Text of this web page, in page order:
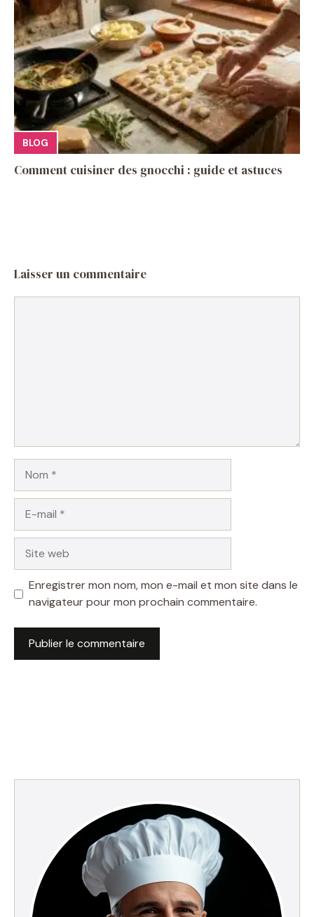
BLOG
Comment cuisiner des gnocchi : guide et astuces
Laisser un commentaire
mail
web
Enregistrer mon nom, mon e-mail et mon site dans le
navigateur pour mon prochain commentaire.